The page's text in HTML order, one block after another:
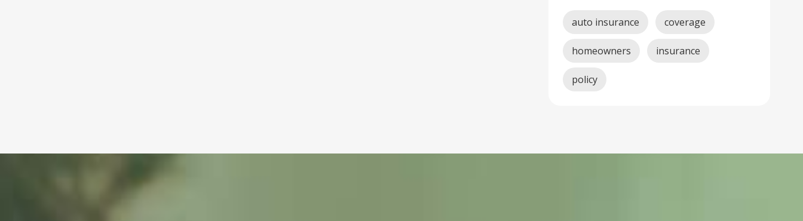
auto insurance coverage
homeowners insurance
policy